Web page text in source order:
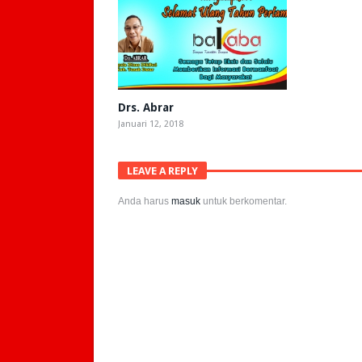
Drs. Abrar
Januari 12, 2018
LEAVE A REPLY
Anda harus masuk untuk berkomentar.